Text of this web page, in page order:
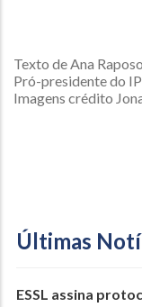
Texto de Ana Raposo
Pró-presidente do
Imagens crédito
Últimas
ESSL assina